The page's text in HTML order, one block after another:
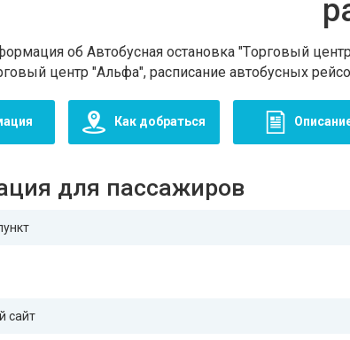
об Автобусная остановка "Tорговый
центр "Альфа", расписание автобусных
Как добраться
для пассажиров
сайт